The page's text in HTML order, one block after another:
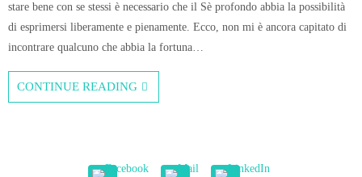
stare bene con se stessi è necessario che il Sè profondo abbia la possibilità
di esprimersi liberamente e pienamente. Ecco, non mi è ancora capitato di
incontrare qualcuno che abbia la fortuna…
CONTINUE READING